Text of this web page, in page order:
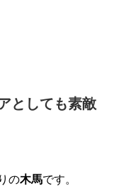
としても素敵
の木馬です。